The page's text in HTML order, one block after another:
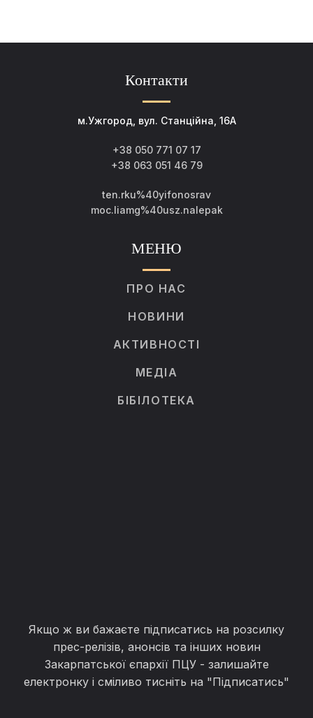
Контакти
м.Ужгород, вул. Станційна, 16А
+38 050 771 07 17
+38 063 051 46 79
ten.rku%40yifonosrav
moc.liamg%40usz.nalepak
МЕНЮ
ПРО НАС
НОВИНИ
АКТИВНОСТІ
МЕДІА
БІБІЛОТЕКА
Якщо ж ви бажаєте підписатись на розсилку
прес-релізів, анонсів та інших новин
Закарпатської єпархії ПЦУ - залишайте
електронку і сміливо тисніть на "Підписатись"